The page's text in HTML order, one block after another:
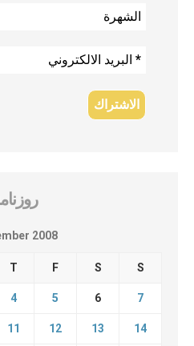
2008
T F S S
4 5 6 7
11 12 13 14